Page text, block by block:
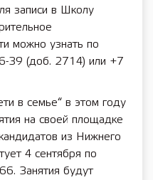
записи в Школу
можно узнать по
39 (доб. 2714) или +7
в семье“ в этом году
на своей площадке
из Нижнего
4 сентября по
Занятия будут